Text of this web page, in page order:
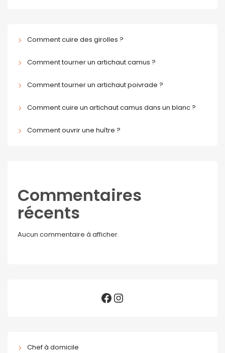
Comment cuire des girolles ?
Comment tourner un artichaut camus ?
Comment tourner un artichaut poivrade ?
Comment cuire un artichaut camus dans un blanc ?
Comment ouvrir une huître ?
Commentaires
récents
Aucun commentaire à afficher.
Chef à domicile